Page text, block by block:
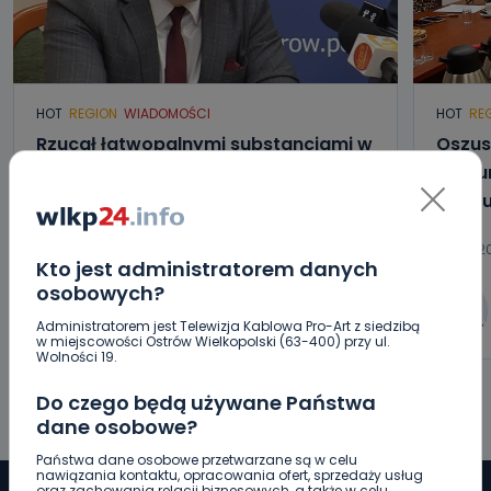
Kto jest administratorem danych
osobowych?
Administratorem jest Telewizja Kablowa Pro-Art z siedzibą
w miejscowości Ostrów Wielkopolski (63-400) przy ul.
Wolności 19.
Do czego będą używane Państwa
dane osobowe?
Państwa dane osobowe przetwarzane są w celu
nawiązania kontaktu, opracowania ofert, sprzedaży usług
HOT REGION WIADOMOŚCI
Rzucał łatwopalnymi substancjami w
Sebastian Matyszczak
HOT